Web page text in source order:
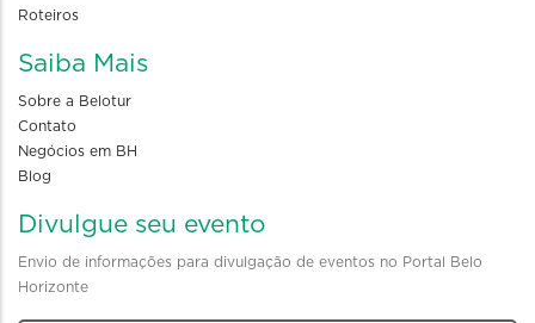
Roteiros
Saiba Mais
Sobre a Belotur
Contato
Negócios em BH
Blog
Divulgue seu evento
Envio de informações para divulgação de eventos no Portal Belo
Horizonte